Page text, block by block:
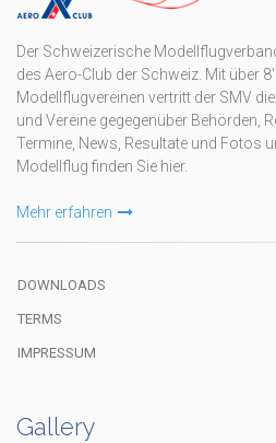
Der Schweizerische
des Aero-Club der Schweiz. Mit über
Modellflugvereinen vertritt der SMV
und Vereine gegegenüber Behörden,
Termine, News, Resultate und Fotos
Modellflug finden Sie hier.
Mehr erfahren
DOWNLOADS
TERMS
IMPRESSUM
Gallery